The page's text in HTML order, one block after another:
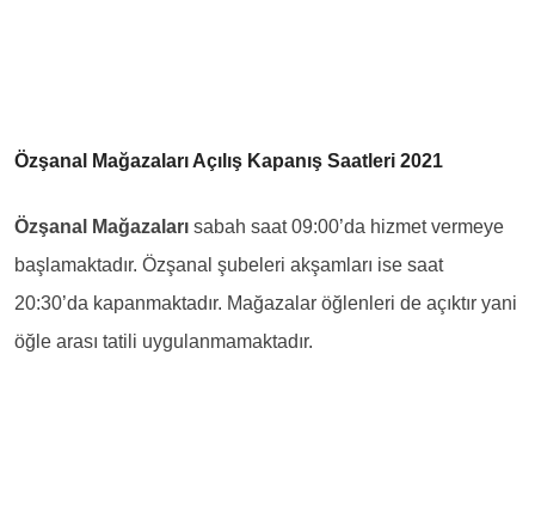
Özşanal Mağazaları Açılış Kapanış Saatleri 2021
Özşanal Mağazaları sabah saat 09:00’da hizmet vermeye
başlamaktadır. Özşanal şubeleri akşamları ise saat
20:30’da kapanmaktadır. Mağazalar öğlenleri de açıktır yani
öğle arası tatili uygulanmamaktadır.